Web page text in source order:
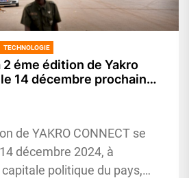
TECHNOLOGIE
2 éme édition de Yakro
14 décembre prochain
efficacement au marché de
de YAKRO CONNECT se
décembre 2024, à
politique du pays,